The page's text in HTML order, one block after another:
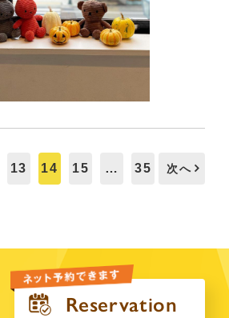
13 14 15 … 35 次へ